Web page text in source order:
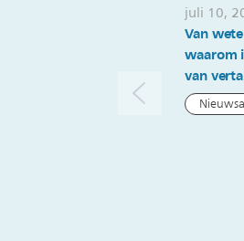
juli 10,
Van
waarom
van